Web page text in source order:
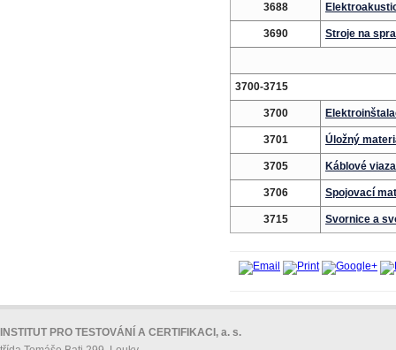
3688
3690 Stroje na
3700-3715
3700
3701 Úložný
3705 Káblové
3706 Spojovací
3715 Svornice a
INSTITUT PRO TESTOVÁNÍ A CERTIFIKACI, a. s.